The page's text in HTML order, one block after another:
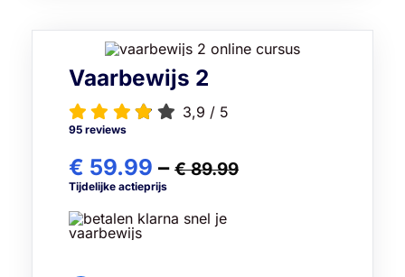
Vaarbewijs 2
3,9 / 5
95 reviews
€ 59.99 – € 89.99
Tijdelijke actieprijs